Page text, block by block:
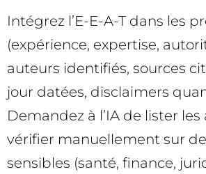
Intégrez l’E-E-A-T dans les
(expérience, expertise,
auteurs identifiés, sources
jour datées, disclaimers
Demandez à l’IA de lister les
vérifier manuellement sur
sensibles (santé, finance,